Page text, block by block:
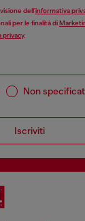
dell’informativa
per le finalità di
privacy.
Non
Iscriviti